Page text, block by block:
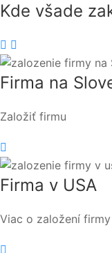
Kde všade
Firma na
Založiť firmu
Firma v USA
Viac o založení firmy